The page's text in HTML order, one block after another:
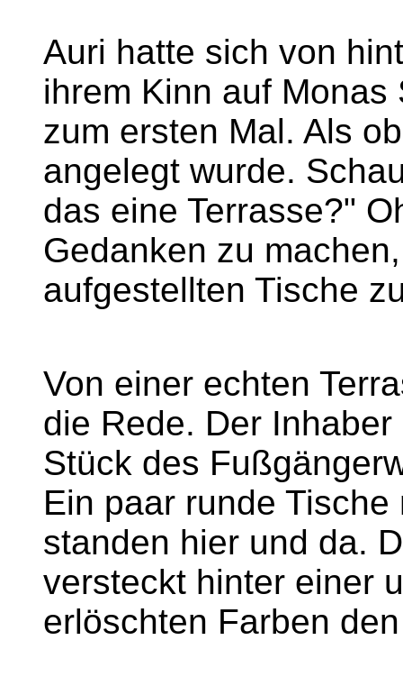
Auri hatte sich von
ihrem Kinn auf
zum ersten Mal. Als
angelegt wurde.
das eine Terrasse?"
Gedanken zu
aufgestellten Tische
Von einer echten
die Rede. Der
Stück des
Ein paar runde
standen hier und da.
versteckt hinter einer
erlöschten Farben